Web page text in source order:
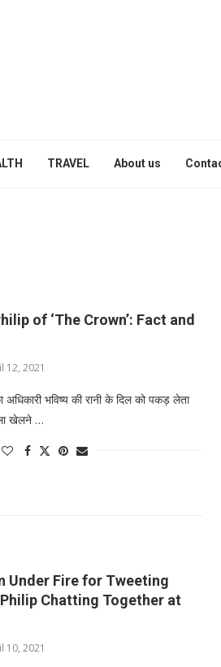
TRAVEL About us
of ‘The Crown’: Fact and
12, 2021
भविष्य की रानी के दिल को पकड़ लेता
खेलने …
Under Fire for Tweeting
Philip Chatting Together at
10, 2021